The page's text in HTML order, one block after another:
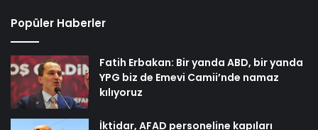
Popüler Haberler
Fatih Erbakan: Bir yanda ABD, bir yanda
YPG biz de Emevi Camii’nde namaz
kılıyoruz
İktidar, AFAD personeline kapıları